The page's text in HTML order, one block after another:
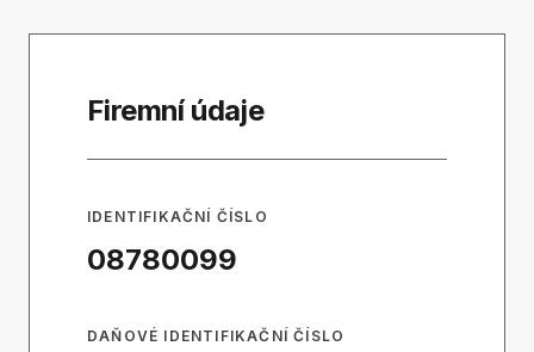
Firemní údaje
IDENTIFIKAČNÍ ČÍSLO
08780099
DAŇOVÉ IDENTIFIKAČNÍ ČÍSLO